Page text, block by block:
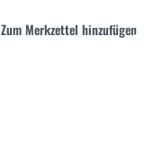
Zum Merkzettel hinzufügen